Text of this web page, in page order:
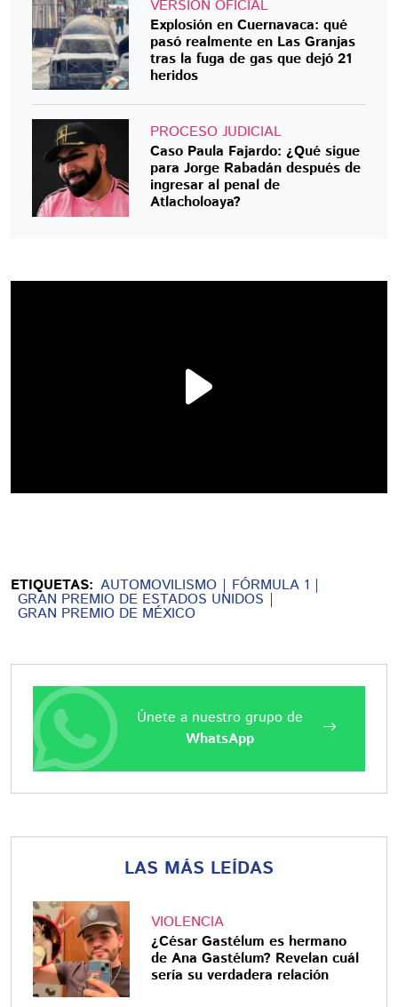
VERSIÓN OFICIAL
Explosión en Cuernavaca: qué
pasó realmente en Las Granjas
tras la fuga de gas que dejó 21
heridos
PROCESO JUDICIAL
Caso Paula Fajardo: ¿Qué sigue
para Jorge Rabadán después de
ingresar al penal de
Atlacholoaya?
ETIQUETAS: AUTOMOVILISMO FÓRMULA 1
GRAN PREMIO DE ESTADOS UNIDOS
GRAN PREMIO DE MÉXICO
Únete a nuestro grupo de
WhatsApp
LAS MÁS LEÍDAS
VIOLENCIA
¿César Gastélum es hermano
de Ana Gastélum? Revelan cuál
sería su verdadera relación